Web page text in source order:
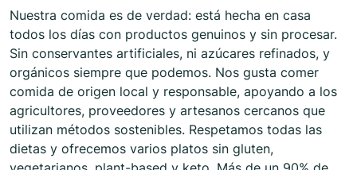
Nuestra comida es de verdad: está hecha en casa
todos los días con productos genuinos y sin procesar.
Sin conservantes artificiales, ni azúcares refinados, y
orgánicos siempre que podemos. Nos gusta comer
comida de origen local y responsable, apoyando a los
agricultores, proveedores y artesanos cercanos que
utilizan métodos sostenibles. Respetamos todas las
dietas y ofrecemos varios platos sin gluten,